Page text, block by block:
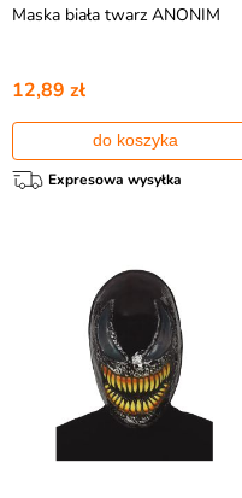
Maska biała twarz ANONIM
12,89 zł
do koszyka
Expresowa wysyłka